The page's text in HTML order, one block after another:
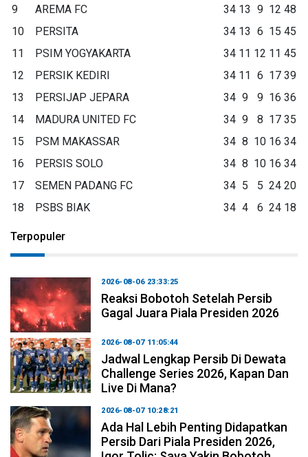
9
AREMA FC 34 13 9 12 48
10
PERSITA 34 13 6 15 45
11
PSIM YOGYAKARTA 34 11 12 11 45
12
PERSIK KEDIRI 34 11 6 17 39
13
PERSIJAP JEPARA 34 9 9 16 36
14
MADURA UNITED FC 34 9 8 17 35
15
PSM MAKASSAR 34 8 10 16 34
16
PERSIS SOLO 34 8 10 16 34
17
SEMEN PADANG FC 34 5 5 24 20
18
PSBS BIAK 34 4 6 24 18
Terpopuler
2026-08-06 23:33:25
Reaksi Bobotoh Setelah Persib
Gagal Juara Piala Presiden 2026
2026-08-07 11:05:44
Jadwal Lengkap Persib Di Dewata
Challenge Series 2026, Kapan Dan
Live Di Mana?
2026-08-07 10:28:21
Ada Hal Lebih Penting Didapatkan
Persib Dari Piala Presiden 2026,